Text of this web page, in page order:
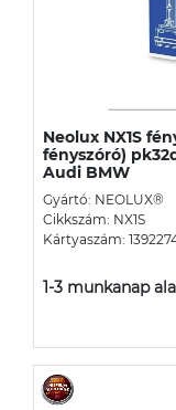
Neolux NX1S
fényszóró)
Audi BMW
Gyártó: NEOLUX®
Cikkszám: NX1S
Kártyaszám:
1-3 munkanap